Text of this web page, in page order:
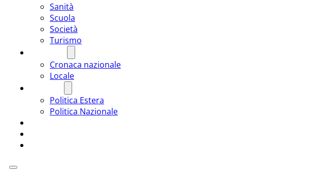
Sanità
Scuola
Società
Turismo
Cronaca nazionale
Locale
Politica Estera
Politica Nazionale